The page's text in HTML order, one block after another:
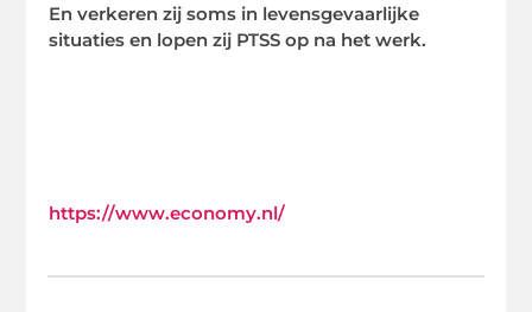
En verkeren zij soms in levensgevaarlijke
situaties en lopen zij PTSS op na het werk.
https://www.economy.nl/